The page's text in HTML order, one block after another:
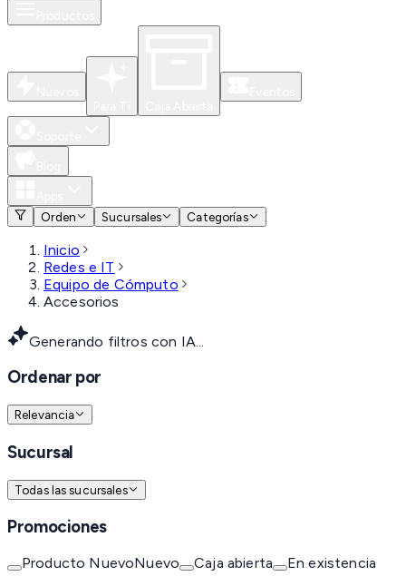
Orden
Sucursales Categorías
Inicio
Redes e IT
Equipo de Cómputo
Accesorios
Generando filtros con IA...
Ordenar por
Relevancia
Sucursal
Todas las sucursales
Promociones
Producto NuevoNuevo Caja abierta En existencia